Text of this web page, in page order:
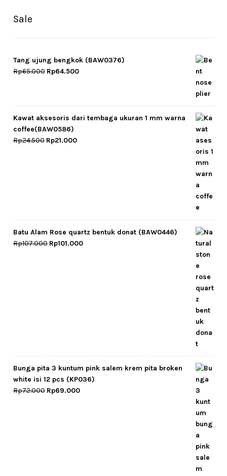
Sale
Tang ujung bengkok (BAW0376)
Rp65.000 Original
Rp65.000.
Rp64.500Current
Rp64.500.
Kawat aksesoris dari tembaga ukuran 1 mm warna
coffee(BAW0586)
Rp24.500 Original
Rp21.000Current
Batu Alam Rose quartz bentuk donat (BAW0446)
Rp107.000 Original
Rp101.000Current
Bunga pita 3 kuntum pink salem krem pita broken
white isi 12 pcs (KP036)
Rp72.000 Original
Rp69.000Current